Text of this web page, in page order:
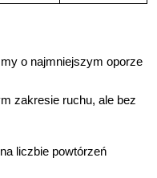
o najmniejszym oporze
zakresie ruchu, ale bez
liczbie powtórzeń